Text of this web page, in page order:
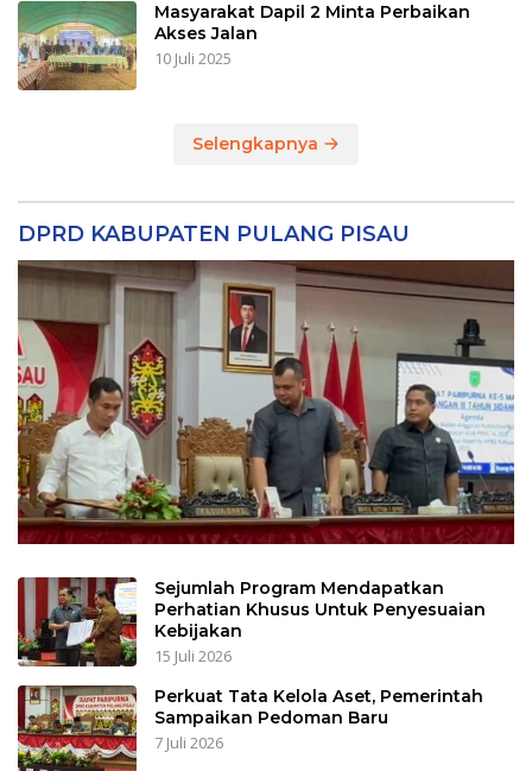
Masyarakat Dapil 2 Minta Perbaikan
Akses Jalan
10 Juli 2025
Selengkapnya
DPRD KABUPATEN PULANG PISAU
Sejumlah Program Mendapatkan
Perhatian Khusus Untuk Penyesuaian
Kebijakan
15 Juli 2026
Perkuat Tata Kelola Aset, Pemerintah
Sampaikan Pedoman Baru
7 Juli 2026